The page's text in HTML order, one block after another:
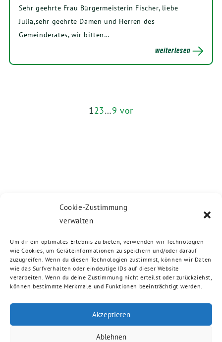
Cookie-Zustimmung
verwalten
Um dir ein optimales Erlebnis zu bieten, verwenden wir Technologien
wie Cookies, um Geräteinformationen zu speichern und/oder darauf
zuzugreifen. Wenn du diesen Technologien zustimmst, können wir Daten
wie das Surfverhalten oder eindeutige IDs auf dieser Website
verarbeiten. Wenn du deine Zustimmung nicht erteilst oder zurückziehst,
können bestimmte Merkmale und Funktionen beeinträchtigt werden.
Akzeptieren
Ablehnen
Sehr geehrte Frau Bürgermeisterin Fischer, liebe
Julia,sehr geehrte Damen und Herren des
Gemeinderates, wir bitten…
weiterlesen
123…9 vor